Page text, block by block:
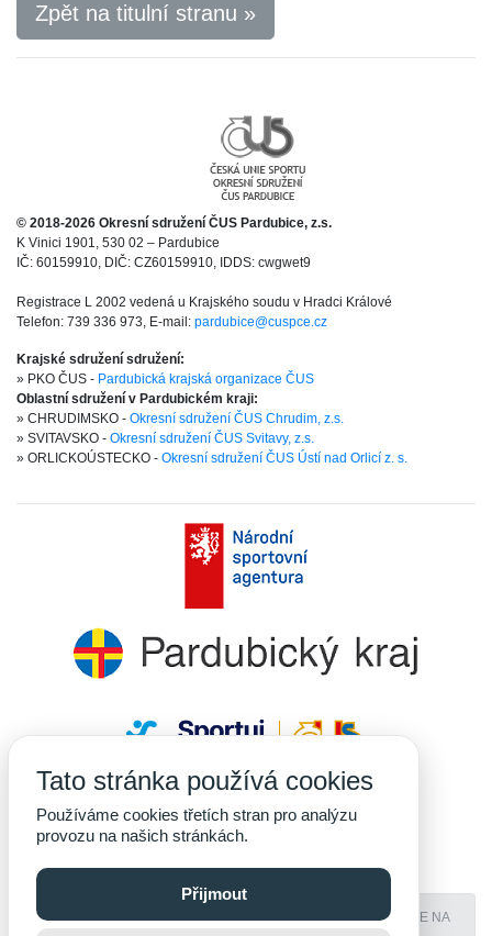
Zpět na titulní stranu »
© 2018-2026 Okresní sdružení ČUS Pardubice, z.s.
K Vinici 1901, 530 02 – Pardubice
IČ: 60159910, DIČ: CZ60159910, IDDS: cwgwet9
Registrace L 2002 vedená u Krajského soudu v Hradci Králové
Telefon: 739 336 973, E-mail: pardubice@cuspce.cz
Krajské sdružení sdružení:
» PKO ČUS - Pardubická krajská organizace ČUS
Oblastní sdružení v Pardubickém kraji:
» CHRUDIMSKO - Okresní sdružení ČUS Chrudim, z.s.
» SVITAVSKO - Okresní sdružení ČUS Svitavy, z.s.
» ORLICKOÚSTECKO - Okresní sdružení ČUS Ústí nad Orlicí z. s.
PROVOZOVÁNO NA SYSTÉMUYOKOADMIN- ADMINISTRACE NA
Tato stránka používá cookies
Používáme cookies třetích stran pro analýzu
provozu na našich stránkách.
Přijmout